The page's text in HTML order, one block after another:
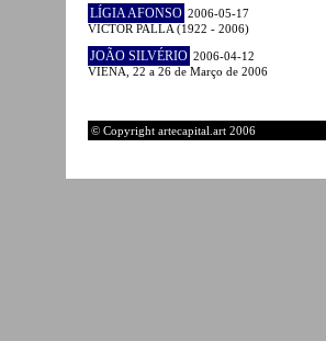
LÍGIA AFONSO 2006-05-17
VICTOR PALLA (1922 - 2006)
JOÃO SILVÉRIO 2006-04-12
VIENA, 22 a 26 de Março de 2006
© Copyright artecapital.art 2006